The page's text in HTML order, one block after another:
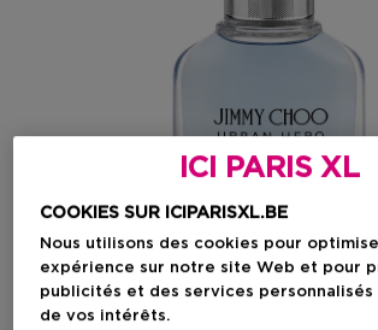
ICI PARIS XL
COOKIES SUR ICIPARISXL.BE
Nous utilisons des cookies pour
expérience sur notre site Web et pour
publicités et des services
de vos intérêts.